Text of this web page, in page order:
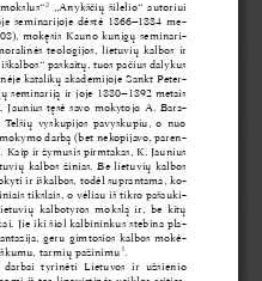
2
„anykščių šilelio“ autoriui
seminarijoje dėstė 1866–1884 me-
mokęsis Kauno kunigų seminari-
teologijos, lietuvių kalbos ir
paskaitų, tuos pačius dalykus
katalikų akademijoje sankt Peter-
seminariją ir joje 1880–1892 metais
tęsė savo mokytojo a. Bara-
vyskupijos pavyskupiu, o nuo
darbą (bet nekopijavo, paren-
Kaip ir žymusis pirmtakas, K. Jaunius
kalbos žinias. Be lietuvių kalbos
ir iškalbos, todėl suprantama, ko-
tikslais, o vėliau iš tikro pašauki-
kalbotyros mokslą ir, be kitų
Jie iki šiol kalbininkus stebina pla-
geru gimtosios kalbos mokė-
tarmių pažinimu3.
tyrinėti  Lietuvos  ir  užsienio